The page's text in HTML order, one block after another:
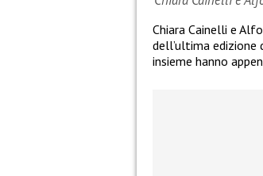
Chiara Cainelli e
dell’ultima edizione
insieme hanno